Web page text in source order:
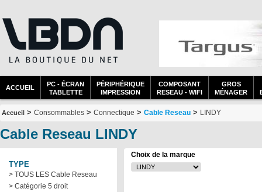
ACCUEIL
PC - ÉCRAN
TABLETTE
PÉRIPHÉRIQUE
IMPRESSION
COMPOSANT
RESEAU - WIFI
GROS
MÉNAGER
Accueil > Consommables > Connectique > Cable Reseau > LINDY
Cable Reseau LINDY
TYPE
> TOUS LES Cable Reseau
> Catégorie 5 droit
Choix de la marque